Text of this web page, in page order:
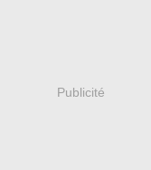
Publicité